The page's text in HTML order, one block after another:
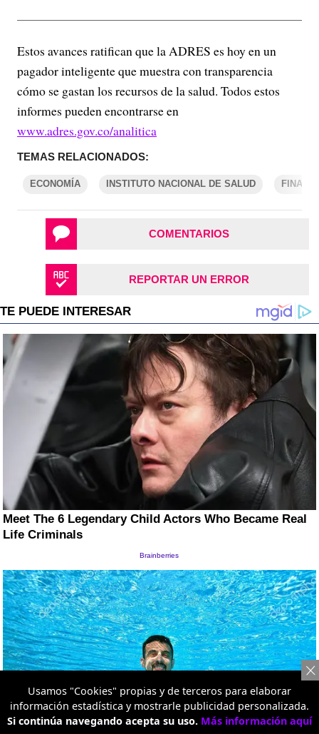
Estos avances ratifican que la ADRES es hoy en un
pagador inteligente que muestra con transparencia
cómo se gastan los recursos de la salud. Todos estos
informes pueden encontrarse en
www.adres.gov.co/analitica
TEMAS RELACIONADOS:
ECONOMÍA INSTITUTO NACIONAL DE SALUD
COMENTARIOS
REPORTAR UN ERROR
Usamos "Cookies" propias y de terceros para elaborar
información estadística y mostrarle publicidad personalizada.
Si continúa navegando acepta su uso. Más información aquí